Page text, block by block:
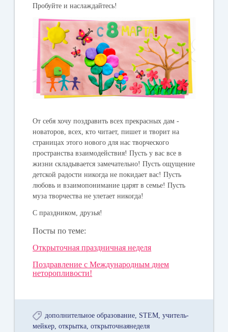
Пробуйте и наслаждайтесь!
От себя хочу поздравить всех прекрасных дам -
новаторов, всех, кто читает, пишет и творит на
страницах этого нового для нас творческого
пространства взаимодействия! Пусть у вас все в
жизни складывается замечательно! Пусть ощущение
детской радости никогда не покидает вас! Пусть
любовь и взаимопонимание царят в семье! Пусть
муза творчества не улетает никогда!
С праздником, друзья!
Посты по теме:
Открыточная праздничная неделя
Поздравление с Международным днем
неторопливости!
дополнительное образование STEM учитель-
мейкер открытка открыточнаянеделя